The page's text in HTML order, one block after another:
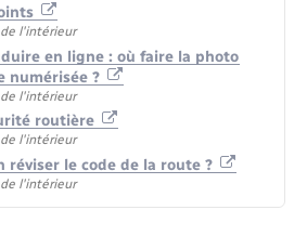
l'intérieur
en ligne : où faire la photo
numérisée ?
l'intérieur
routière
l'intérieur
réviser le code de la route ?
l'intérieur